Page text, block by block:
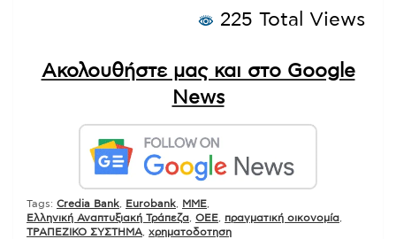
225 Total Views
Ακολουθήστε μας και στο Google
News
Tags: Credia Bank Eurobank MME
Ελληνική Αναπτυξιακή Τράπεζα ΟΕΕ πραγματική οικονομία
ΤΡΑΠΕΖΙΚΟ ΣΥΣΤΗΜΑ χρηματοδοτηση